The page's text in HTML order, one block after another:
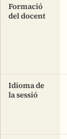
Formació
del docent
Idioma de
la sessió